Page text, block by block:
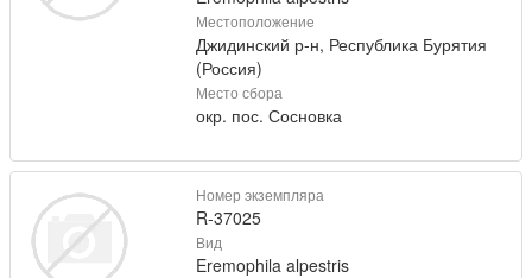
Местоположение
Джидинский р-н, Республика Бурятия
(Россия)
Место сбора
окр. пос. Сосновка
Номер экземпляра
R-37025
Вид
Eremophila alpestris